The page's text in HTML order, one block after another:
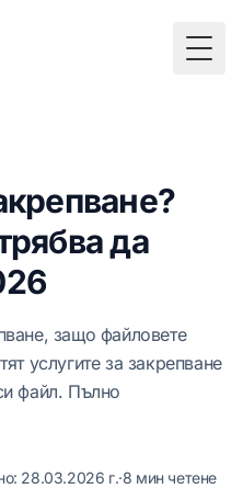
да
защо файловете
услугите за закрепване
файл. Пълно
28.03.2026 г.·8 мин четене